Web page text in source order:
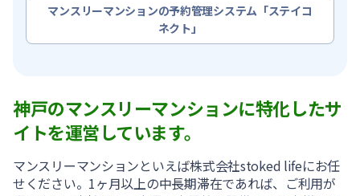
マンスリーマンションの予約管理システム「ステイコ
ネクト」
神戸のマンスリーマンションに特化したサ
イトを運営しています。
マンスリーマンションといえば株式会社stoked lifeにお任
せください。1ヶ月以上の中長期滞在であれば、ご利用が